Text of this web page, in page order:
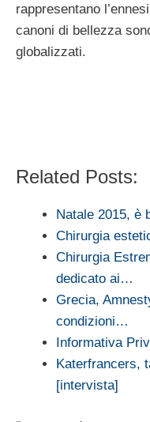
rappresentano
canoni di bellezza
globalizzati.
Related Posts:
Natale 2015, è
Chirurgia
Chirurgia
dedicato ai…
Grecia,
condizioni…
Informativa
Katerfrancers,
[intervista]